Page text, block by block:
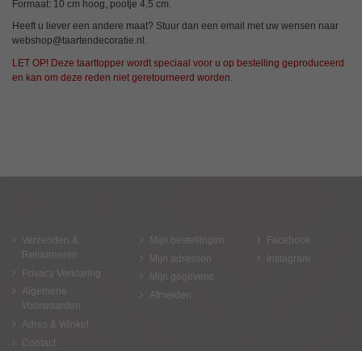
Formaat: 10 cm hoog, pootje 4,5 cm.
Heeft u liever een andere maat? Stuur dan een email met uw wensen naar
webshop@taartendecoratie.nl.
LET OP! Deze taarttopper wordt speciaal voor u op bestelling geproduceerd
en kan om deze reden niet geretourneerd worden.
Verzenden &
Retourneren
Privacy Verklaring
Algemene
Voorwaarden
Adres & Winkel
Contact
Mijn bestellingen
Mijn adressen
Mijn gegevens
Afmelden
Facebook
Instagram